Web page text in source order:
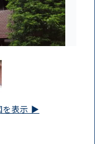
を表示 ▶︎